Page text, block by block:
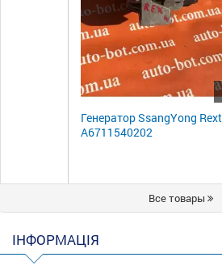
Генератор SsangYong
A6711540202
Все товары
ІНФОРМАЦІЯ